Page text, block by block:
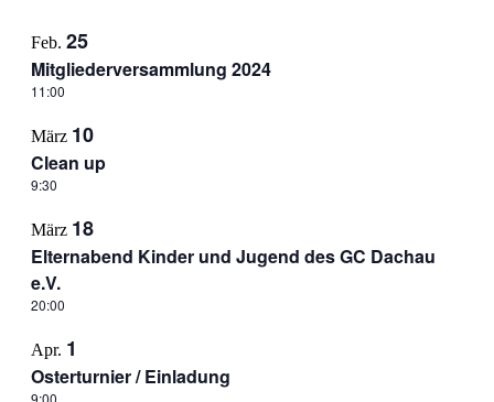
of
Veranstaltungen
Photo
View
Feb. 25
Mitgliederversammlung 2024
11:00
März 10
Clean up
9:30
März 18
Elternabend Kinder und Jugend des GC Dachau
e.V.
20:00
Apr. 1
Osterturnier / Einladung
9:00